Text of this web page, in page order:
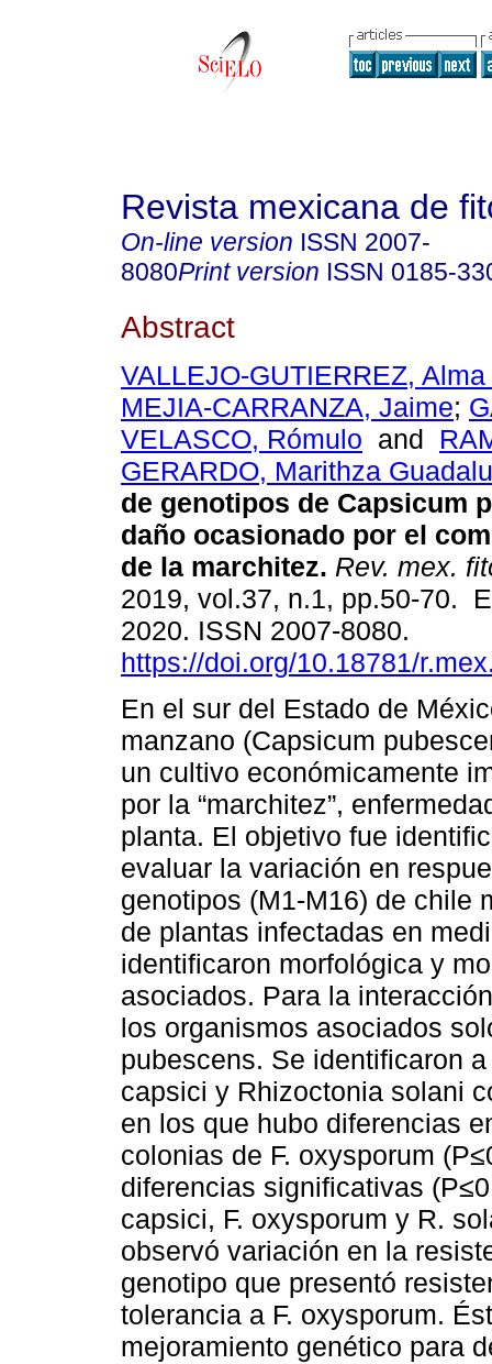
Revista mexicana de
On-line version ISSN 2007-
8080Print version ISSN 0185-
Abstract
VALLEJO-GUTIERREZ,
MEJIA-CARRANZA, Jaime;
VELASCO, Rómulo and
GERARDO, Marithza
de genotipos de Capsicum
daño ocasionado por el
de la marchitez. Rev. mex.
2019, vol.37, n.1, pp.50-70.
2020. ISSN 2007-8080.
https://doi.org/10.18781/
En el sur del Estado de
manzano (Capsicum
un cultivo económicamente
por la “marchitez”,
planta. El objetivo fue
evaluar la variación en
genotipos (M1-M16) de chile
de plantas infectadas en
identificaron morfológica y
asociados. Para la
los organismos asociados
pubescens. Se identificaron
capsici y Rhizoctonia solani
en los que hubo diferencias
colonias de F. oxysporum
diferencias significativas
capsici, F. oxysporum y R.
observó variación en la
genotipo que presentó
tolerancia a F. oxysporum.
mejoramiento genético para